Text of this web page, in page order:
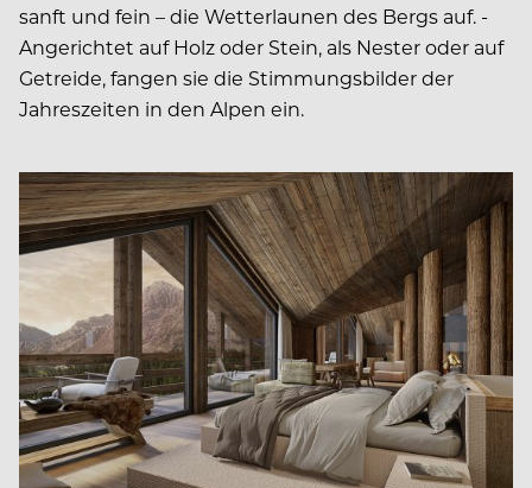
sanft und fein – die Wetterlaunen des Bergs auf. ­
Angerichtet auf Holz oder Stein, als Nester oder auf
Getreide, fangen sie die Stimmungsbilder der
Jahreszeiten in den Alpen ein.